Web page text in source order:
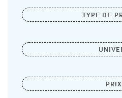
TYPE DE
PRIX